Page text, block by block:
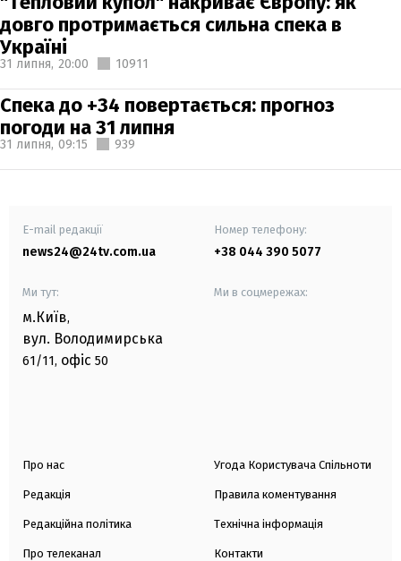
довго протримається сильна спека в
Україні
31 липня, 20:00 10911
Спека до +34 повертається: прогноз
погоди на 31 липня
31 липня, 09:15 939
E-mail редакції
news24@24tv.com.ua
Номер телефону:
+38 044 390 5077
Ми тут:
м.Київ,
вул. Володимирська
61/11, офіс 50
Ми в соцмережах:
Про нас
Редакція
Редакційна політика
Про телеканал
Угода Користувача Спільноти
Правила коментування
Технічна інформація
Контакти